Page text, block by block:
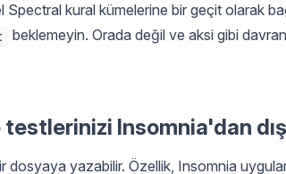
Spectral kural kümelerine bir geçit olarak
beklemeyin. Orada değil ve aksi gibi
testlerinizi Insomnia'dan
dosyaya yazabilir. Özellik, Insomnia